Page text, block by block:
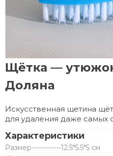
Щётка —
Доляна
Искусственная щетина
для удаления даже самых
Характеристики
Размер------------12.5*5.5*5 см